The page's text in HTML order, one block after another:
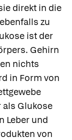
direkt in die
zu
ist der
Gehirn
nichts
in Form von
als Glukose
Leber und
von